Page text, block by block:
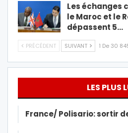
Les échanges
le Maroc et le
dépassent 5…
PRÉCÉDENT SUIVANT 1 De 30
LES PLUS
France/ Polisario: sortir